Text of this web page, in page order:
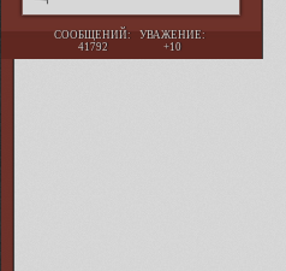
СООБЩЕНИЙ:
41792
УВАЖЕНИЕ:
+10